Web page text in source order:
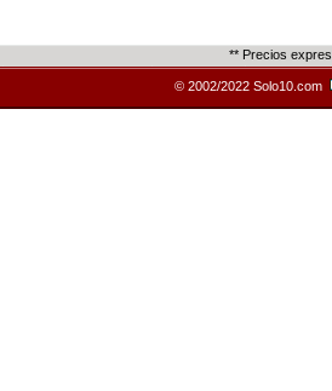
** Precios
© 2002/2022 Solo10.com